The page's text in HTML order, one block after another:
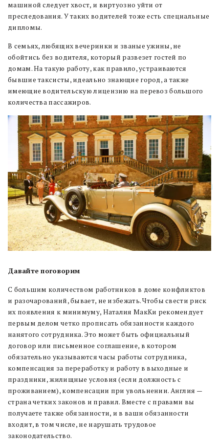
машиной следует хвост, и виртуозно уйти от
преследования. У таких водителей тоже есть специальные
дипломы.
В семьях, любящих вечеринки и званые ужины, не
обойтись без водителя, который развезет гостей по
домам. На такую работу, как правило, устраиваются
бывшие таксисты, идеально знающие город, а также
имеющие водительскую лицензию на перевоз большого
количества пассажиров.
Давайте поговорим
С большим количеством работников в доме конфликтов
и разочарований, бывает, не избежать. Чтобы свести риск
их появления к минимуму, Наталия МакКи рекомендует
первым делом четко прописать обязанности каждого
нанятого сотрудника. Это может быть официальный
договор или письменное соглашение, в котором
обязательно указываются часы работы сотрудника,
компенсация за переработку и работу в выходные и
праздники, жилищные условия (если должность с
проживанием), компенсации при увольнении. Англия —
страна четких законов и правил. Вместе с правами вы
получаете также обязанности, и в ваши обязанности
входит, в том числе, не нарушать трудовое
законодательство.